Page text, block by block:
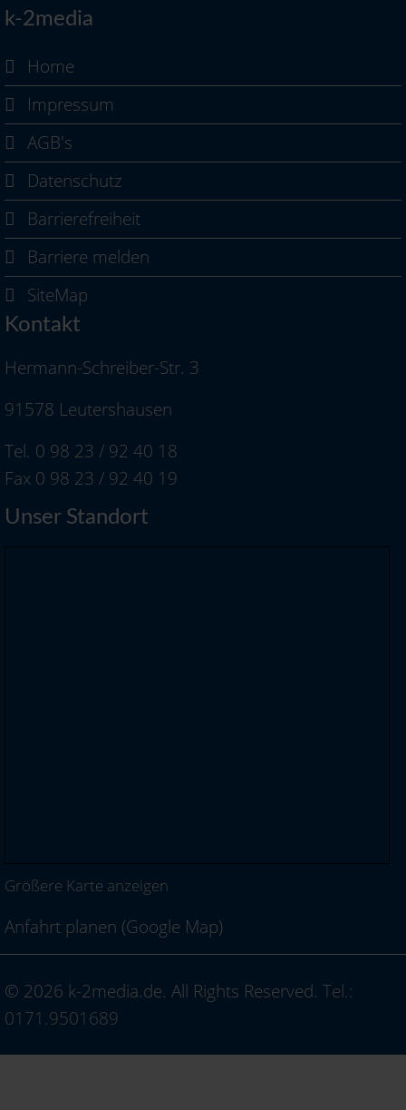
k-2media
Home
Impressum
AGB's
Datenschutz
Barrierefreiheit
Barriere melden
SiteMap
Kontakt
Hermann-Schreiber-Str. 3
91578 Leutershausen
Tel. 0 98 23 / 92 40 18
Fax 0 98 23 / 92 40 19
Unser Standort
Größere Karte anzeigen
Anfahrt planen (Google Map)
© 2026 k-2media.de. All Rights Reserved. Tel.:
0171.9501689